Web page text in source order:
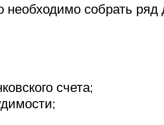
собрать ряд
счета;